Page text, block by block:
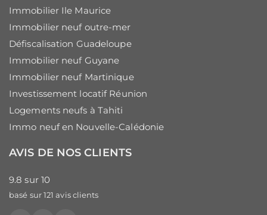
Immobilier Ile Maurice
Immobilier neuf outre-mer
Défiscalisation Guadeloupe
Immobilier neuf Guyane
Immobilier neuf Martinique
Investissement locatif Réunion
Logements neufs à Tahiti
Immo neuf en Nouvelle-Calédonie
AVIS DE NOS CLIENTS
9.8 sur 10
basé sur 121 avis clients